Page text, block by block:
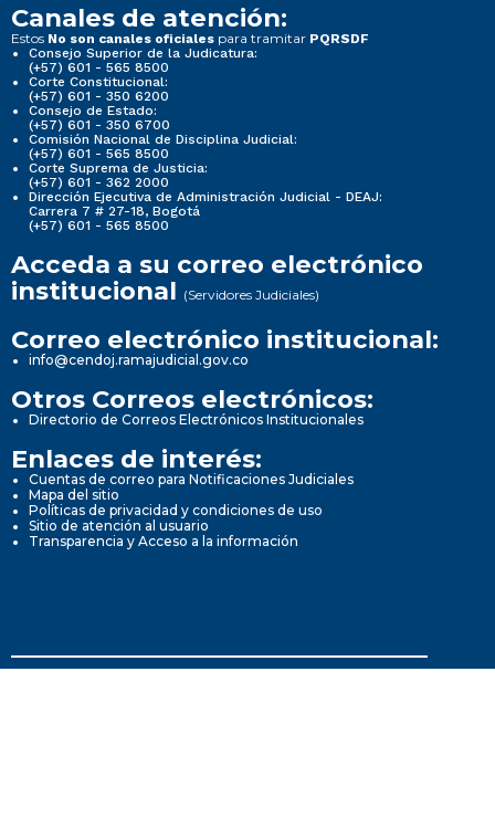
Canales de atención:
Estos No son canales oficiales para tramitar PQRSDF
Consejo Superior de la Judicatura:
(+57) 601 - 565 8500
Corte Constitucional:
(+57) 601 - 350 6200
Consejo de Estado:
(+57) 601 - 350 6700
Comisión Nacional de Disciplina Judicial:
(+57) 601 - 565 8500
Corte Suprema de Justicia:
(+57) 601 - 362 2000
Dirección Ejecutiva de Administración Judicial - DEAJ:
Carrera 7 # 27-18, Bogotá
(+57) 601 - 565 8500
Acceda a su correo electrónico
institucional (Servidores Judiciales)
Correo electrónico institucional:
info@cendoj.ramajudicial.gov.co
Otros Correos electrónicos:
Directorio de Correos Electrónicos Institucionales
Enlaces de interés:
Cuentas de correo para Notificaciones Judiciales
Mapa del sitio
Políticas de privacidad y condiciones de uso
Sitio de atención al usuario
Transparencia y Acceso a la información